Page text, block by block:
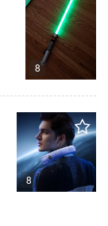
8
8